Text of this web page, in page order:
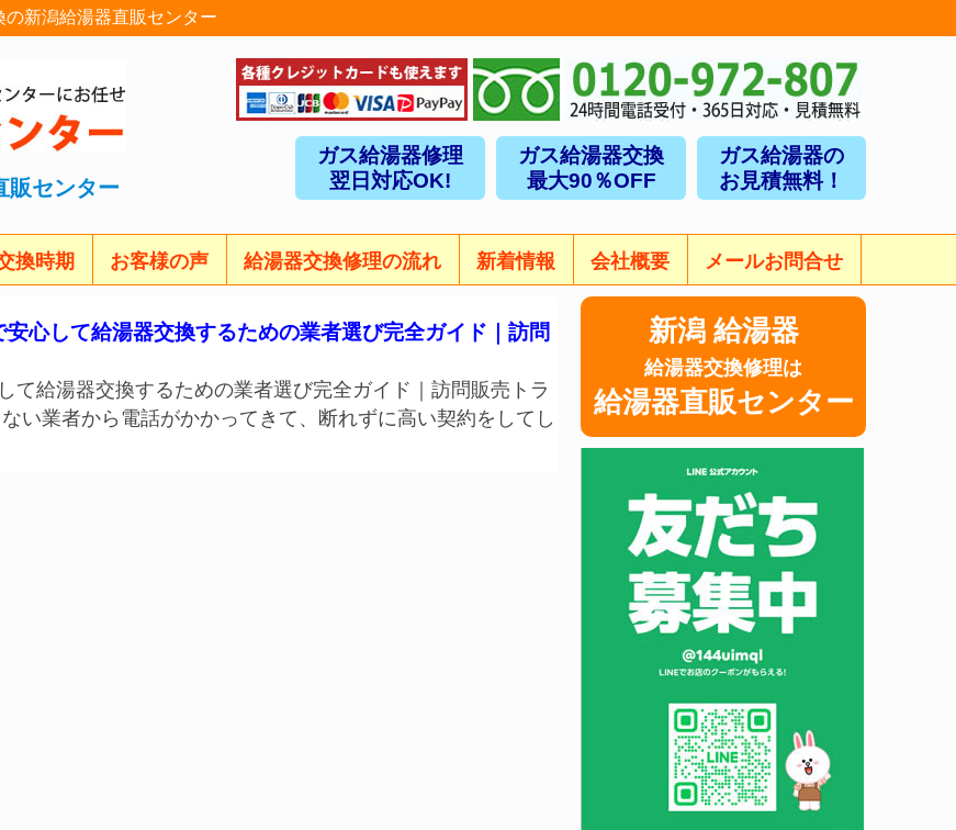
新潟給湯器直販センター
販センター
ガス給湯器の
お見積無料！
ガス給湯器交換
最大90％OFF
ガス給湯器修理
翌日対応OK!
換時期 お客様の声 給湯器交換修理の流れ 新着情報 会社概要 メールお問合せ
安心して給湯器交換するための業者選び完全ガイド｜訪問
て給湯器交換するための業者選び完全ガイド｜訪問販売トラ
い業者から電話がかかってきて、断れずに高い契約をしてし
新潟 給湯器
給湯器交換修理は
給湯器直販センター